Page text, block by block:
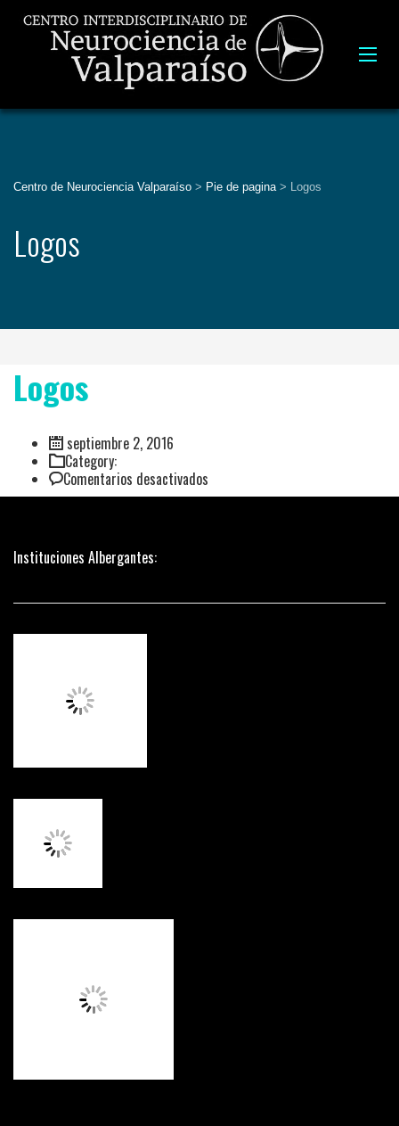
Centro de Neurociencia Valparaíso > Pie de pagina> Logos
Logos
Logos
septiembre 2, 2016
Category:
Comentarios desactivados
Logos
Instituciones Albergantes: